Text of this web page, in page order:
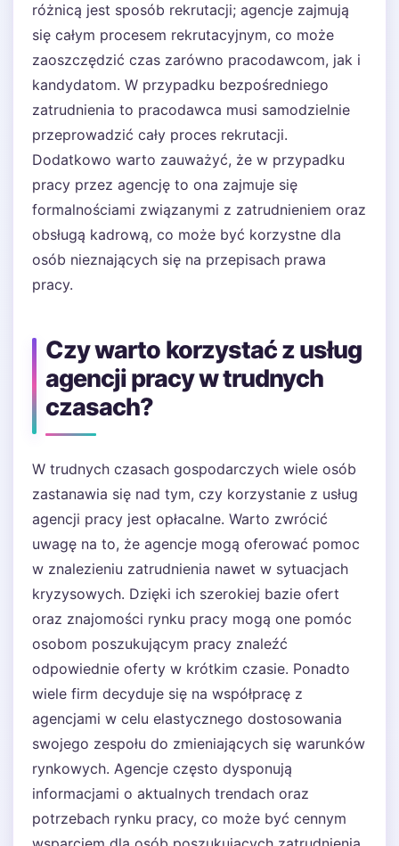
różnicą jest sposób rekrutacji; agencje zajmują
się całym procesem rekrutacyjnym, co może
zaoszczędzić czas zarówno pracodawcom, jak i
kandydatom. W przypadku bezpośredniego
zatrudnienia to pracodawca musi samodzielnie
przeprowadzić cały proces rekrutacji.
Dodatkowo warto zauważyć, że w przypadku
pracy przez agencję to ona zajmuje się
formalnościami związanymi z zatrudnieniem oraz
obsługą kadrową, co może być korzystne dla
osób nieznających się na przepisach prawa
pracy.
Czy warto korzystać z usług
agencji pracy w trudnych
czasach?
W trudnych czasach gospodarczych wiele osób
zastanawia się nad tym, czy korzystanie z usług
agencji pracy jest opłacalne. Warto zwrócić
uwagę na to, że agencje mogą oferować pomoc
w znalezieniu zatrudnienia nawet w sytuacjach
kryzysowych. Dzięki ich szerokiej bazie ofert
oraz znajomości rynku pracy mogą one pomóc
osobom poszukującym pracy znaleźć
odpowiednie oferty w krótkim czasie. Ponadto
wiele firm decyduje się na współpracę z
agencjami w celu elastycznego dostosowania
swojego zespołu do zmieniających się warunków
rynkowych. Agencje często dysponują
informacjami o aktualnych trendach oraz
potrzebach rynku pracy, co może być cennym